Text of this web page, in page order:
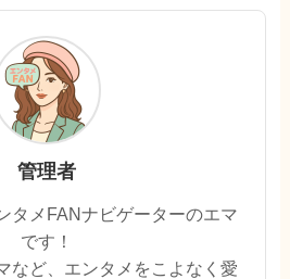
管理者
タメFANナビゲーターのエマ
です！
など、エンタメをこよなく愛